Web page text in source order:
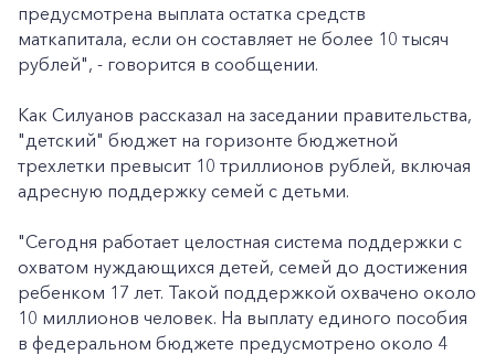
предусмотрена выплата остатка средств
маткапитала, если он составляет не более 10 тысяч
рублей", - говорится в сообщении.
Как Силуанов рассказал на заседании правительства,
"детский" бюджет на горизонте бюджетной
трехлетки превысит 10 триллионов рублей, включая
адресную поддержку семей с детьми.
"Сегодня работает целостная система поддержки с
охватом нуждающихся детей, семей до достижения
ребенком 17 лет. Такой поддержкой охвачено около
10 миллионов человек. На выплату единого пособия
в федеральном бюджете предусмотрено около 4